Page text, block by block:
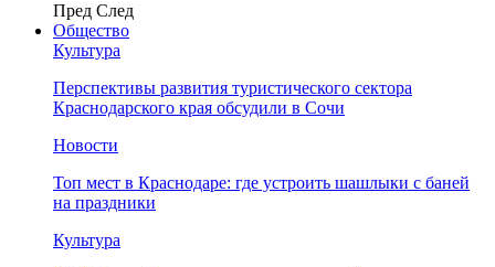
Пред След
Общество
Культура
Перспективы развития туристического сектора
Краснодарского края обсудили в Сочи
Новости
Топ мест в Краснодаре: где устроить шашлыки с баней
на праздники
Культура